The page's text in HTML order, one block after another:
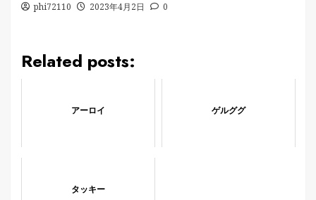
phi72110 2023年4月2日 0
Related posts:
アーロイ ゲルググ
タッキー